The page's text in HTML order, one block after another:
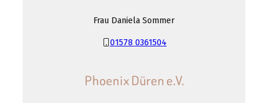
Frau Daniela Sommer
01578 0361504
Phoenix Düren e.V.